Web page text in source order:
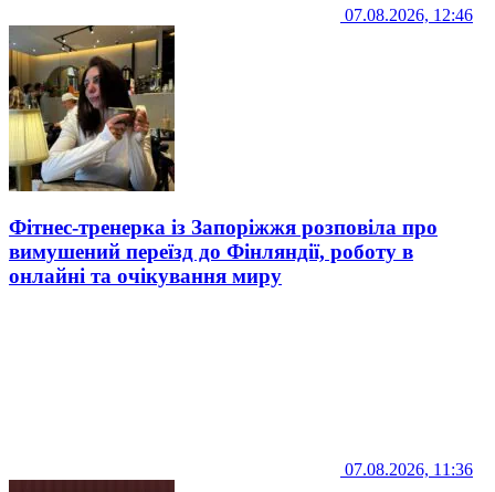
07.08.2026, 12:46
Фітнес-тренерка із Запоріжжя розповіла про
вимушений переїзд до Фінляндії, роботу в
онлайні та очікування миру
07.08.2026, 11:36